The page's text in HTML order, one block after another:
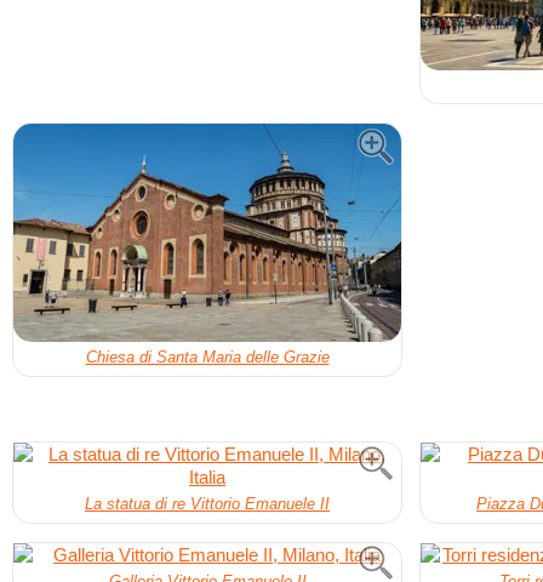
Chiesa di Santa Maria delle Grazie
La statua di re Vittorio Emanuele II Piazza